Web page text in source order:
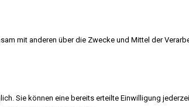
mit anderen über die Zwecke und Mittel der
Sie können eine bereits erteilte Einwilligung